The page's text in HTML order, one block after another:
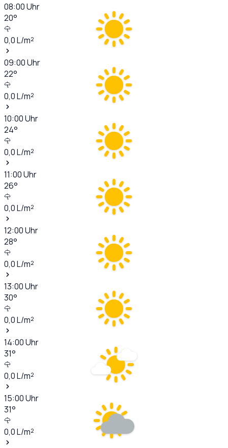
08:00Uhr
20°
0,0L/m²
09:00Uhr
22°
0,0L/m²
10:00Uhr
24°
0,0L/m²
11:00Uhr
26°
0,0L/m²
12:00Uhr
28°
0,0L/m²
13:00Uhr
30°
0,0L/m²
14:00Uhr
31°
0,0L/m²
15:00Uhr
31°
0,0L/m²